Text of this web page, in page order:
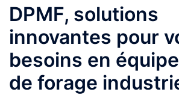
DPMF, solutions
innovantes pour
besoins en
de forage